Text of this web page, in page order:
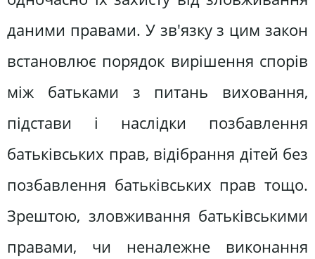
даними правами. У зв'язку з цим закон
встановлює порядок вирішення спорів
між батьками з питань виховання,
підстави і наслідки позбавлення
батьківських прав, відібрання дітей без
позбавлення батьківських прав тощо.
Зрештою, зловживання батьківськими
правами, чи неналежне виконання